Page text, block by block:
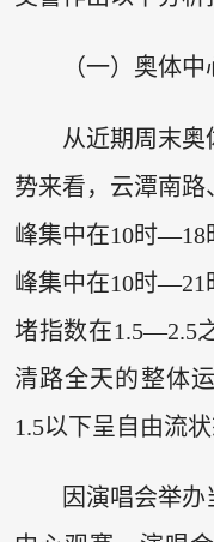
（一）奥体
从近期周末
势来看，云潭南
峰集中在10时—18
峰集中在10时—21
堵指数在1.5—2.5
清路全天的整体
1.5以下呈自由流状
因演唱会举